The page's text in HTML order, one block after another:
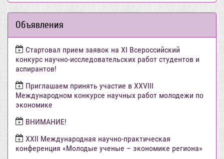
Объявления
Стартовал прием заявок на XI Всероссийский
конкурс научно-исследовательских работ студентов и
аспирантов!
Приглашаем принять участие в XXVIII
Международном конкурсе научных работ молодежи по
экономике
ВНИМАНИЕ!
ХХII Международная научно-практическая
конференция «Молодые ученые – экономике региона»